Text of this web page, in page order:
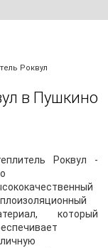
Роквул
в Пушкино
Роквул -
который